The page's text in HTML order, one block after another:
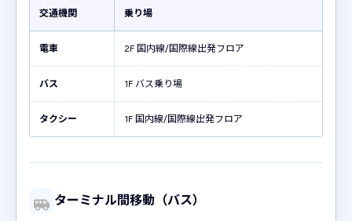
交通機関 乗り場
電車 2F 国内線/国際線出発フロア
バス 1F バス乗り場
タクシー 1F 国内線/国際線出発フロア
ターミナル間移動（バス）